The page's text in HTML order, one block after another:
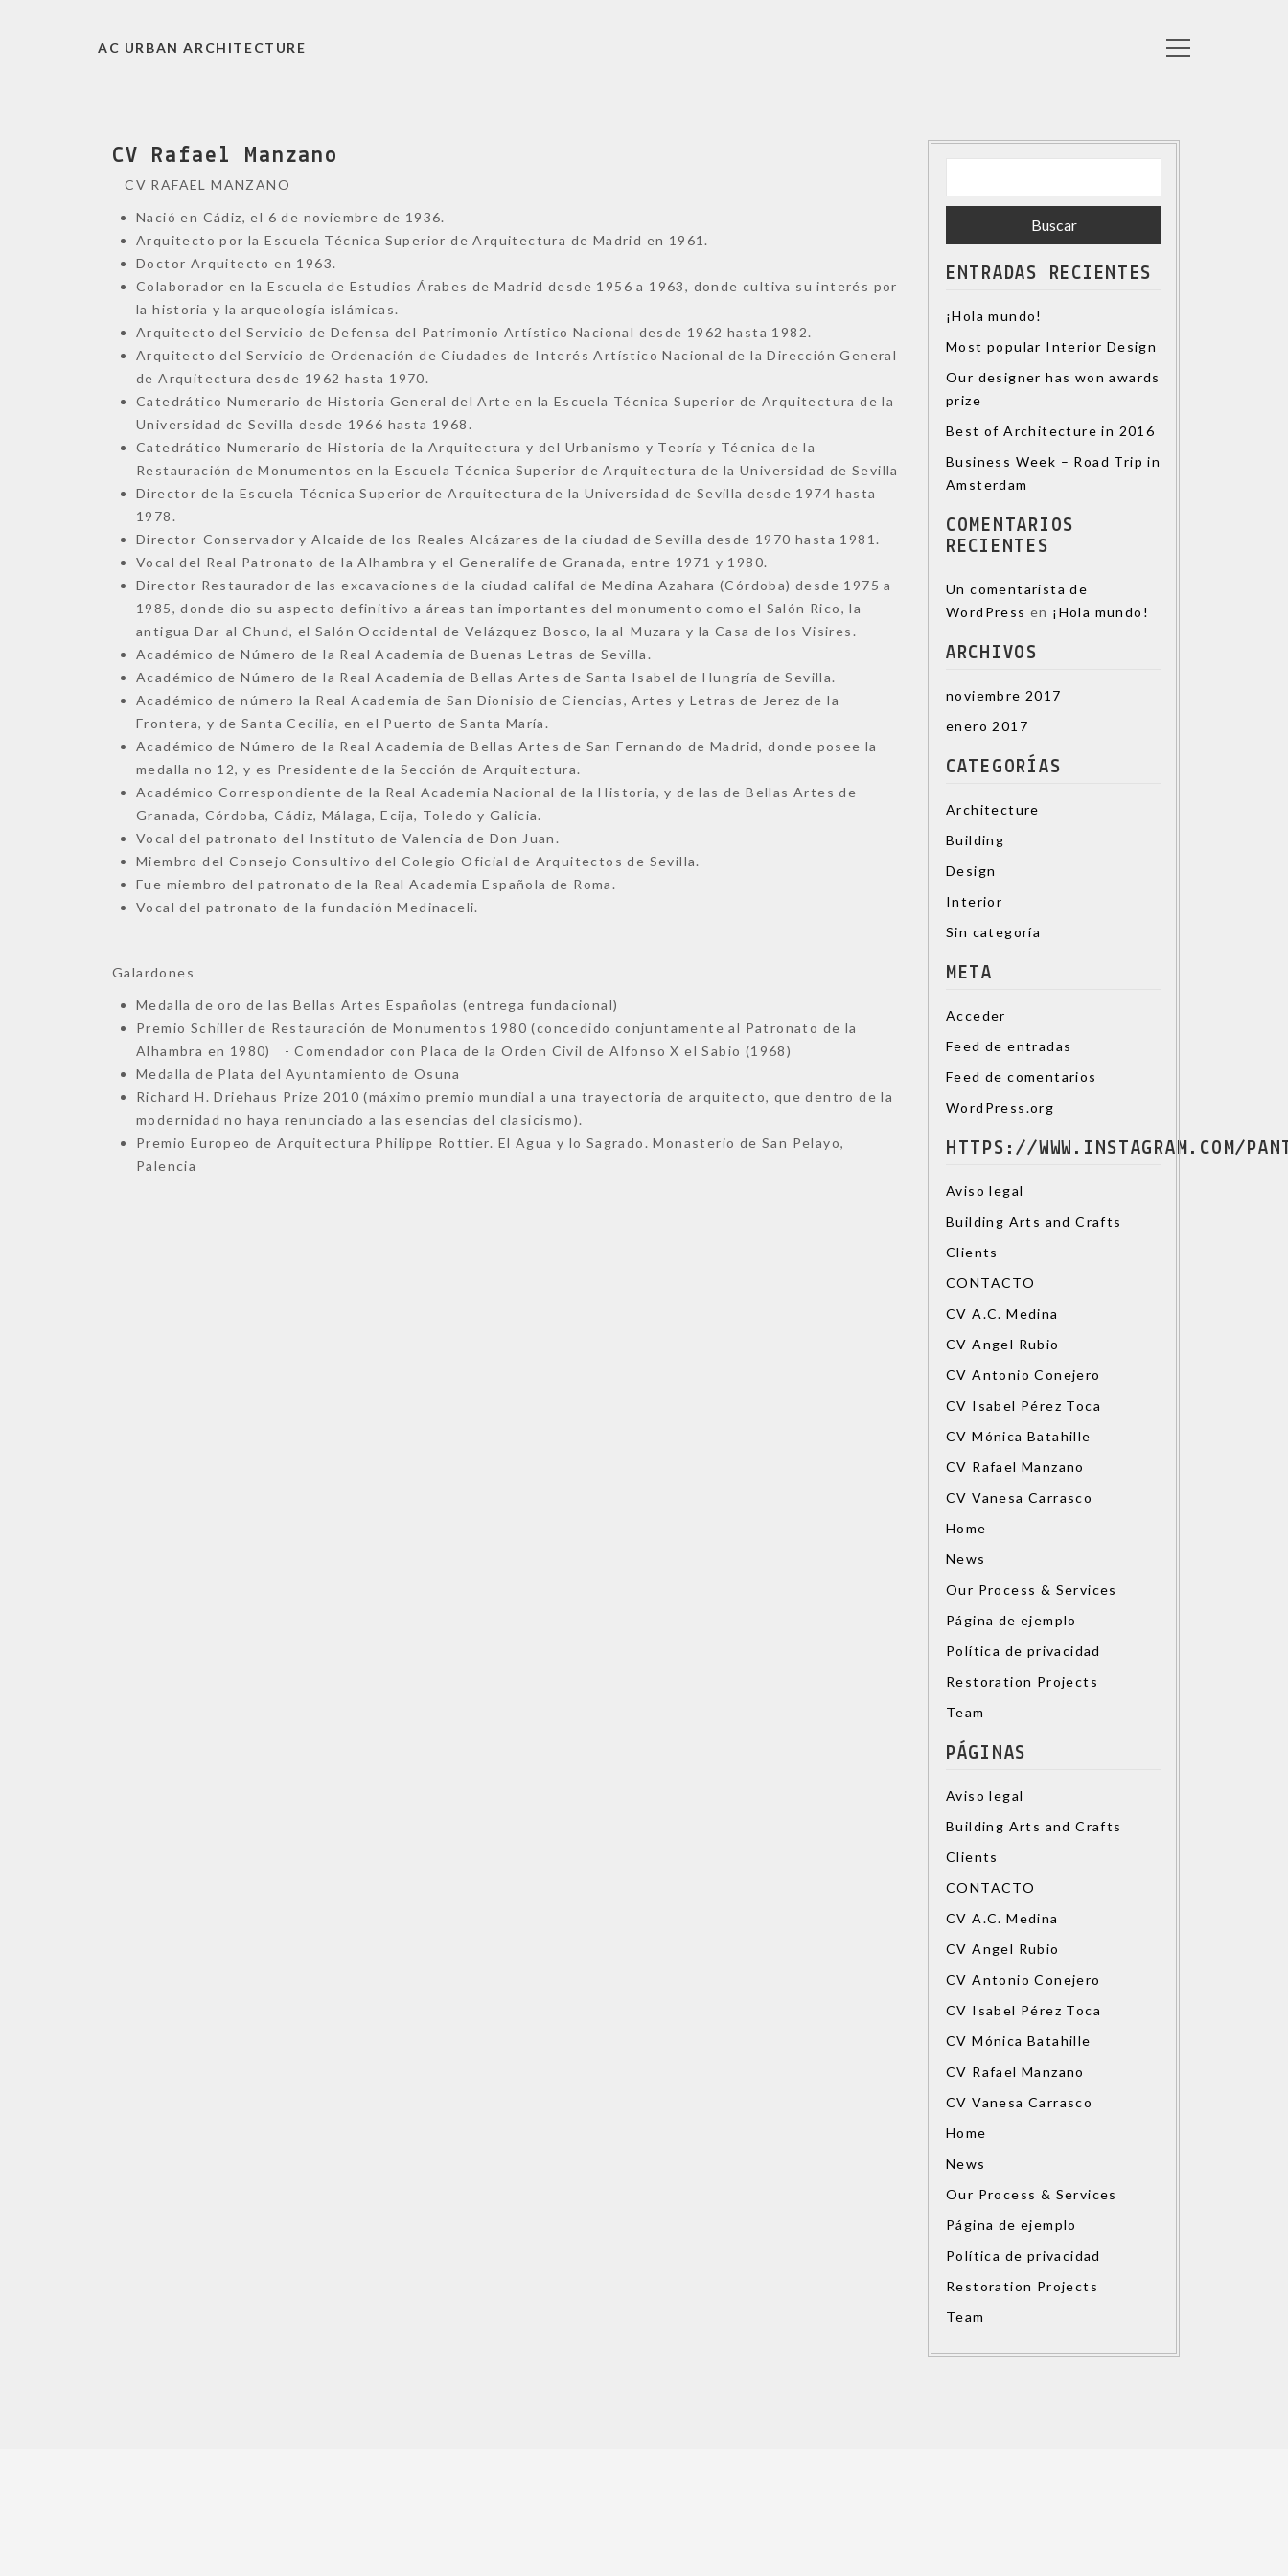
AC URBAN ARCHITECTURE
CV Rafael Manzano
CV RAFAEL MANZANO
Nació en Cádiz, el 6 de noviembre de 1936.
Arquitecto por la Escuela Técnica Superior de Arquitectura de Madrid en 1961.
Doctor Arquitecto en 1963.
Colaborador en la Escuela de Estudios Árabes de Madrid desde 1956 a 1963, donde cultiva su interés por
la historia y la arqueología islámicas.
Arquitecto del Servicio de Defensa del Patrimonio Artístico Nacional desde 1962 hasta 1982.
Arquitecto del Servicio de Ordenación de Ciudades de Interés Artístico Nacional de la Dirección General
de Arquitectura desde 1962 hasta 1970.
Catedrático Numerario de Historia General del Arte en la Escuela Técnica Superior de Arquitectura de la
Universidad de Sevilla desde 1966 hasta 1968.
Catedrático Numerario de Historia de la Arquitectura y del Urbanismo y Teoría y Técnica de la
Restauración de Monumentos en la Escuela Técnica Superior de Arquitectura de la Universidad de Sevilla
Director de la Escuela Técnica Superior de Arquitectura de la Universidad de Sevilla desde 1974 hasta
1978.
Director-Conservador y Alcaide de los Reales Alcázares de la ciudad de Sevilla desde 1970 hasta 1981.
Vocal del Real Patronato de la Alhambra y el Generalife de Granada, entre 1971 y 1980.
Director Restaurador de las excavaciones de la ciudad califal de Medina Azahara (Córdoba) desde 1975 a
1985, donde dio su aspecto definitivo a áreas tan importantes del monumento como el Salón Rico, la
antigua Dar-al Chund, el Salón Occidental de Velázquez-Bosco, la al-Muzara y la Casa de los Visires.
Académico de Número de la Real Academia de Buenas Letras de Sevilla.
Académico de Número de la Real Academia de Bellas Artes de Santa Isabel de Hungría de Sevilla.
Académico de número la Real Academia de San Dionisio de Ciencias, Artes y Letras de Jerez de la
Frontera, y de Santa Cecilia, en el Puerto de Santa María.
Académico de Número de la Real Academia de Bellas Artes de San Fernando de Madrid, donde posee la
medalla no 12, y es Presidente de la Sección de Arquitectura.
Académico Correspondiente de la Real Academia Nacional de la Historia, y de las de Bellas Artes de
Granada, Córdoba, Cádiz, Málaga, Ecija, Toledo y Galicia.
Vocal del patronato del Instituto de Valencia de Don Juan.
Miembro del Consejo Consultivo del Colegio Oficial de Arquitectos de Sevilla.
Fue miembro del patronato de la Real Academia Española de Roma.
Vocal del patronato de la fundación Medinaceli.
Galardones
Medalla de oro de las Bellas Artes Españolas (entrega fundacional)
Premio Schiller de Restauración de Monumentos 1980 (concedido conjuntamente al Patronato de la
Alhambra en 1980) - Comendador con Placa de la Orden Civil de Alfonso X el Sabio (1968)
Medalla de Plata del Ayuntamiento de Osuna
Richard H. Driehaus Prize 2010 (máximo premio mundial a una trayectoria de arquitecto, que dentro de la
modernidad no haya renunciado a las esencias del clasicismo).
Premio Europeo de Arquitectura Philippe Rottier. El Agua y lo Sagrado. Monasterio de San Pelayo,
Palencia
ENTRADAS RECIENTES
¡Hola mundo!
Most popular Interior Design
Our designer has won awards
prize
Best of Architecture in 2016
Business Week – Road Trip in
Amsterdam
COMENTARIOS
RECIENTES
Un comentarista de
WordPress en ¡Hola mundo!
ARCHIVOS
noviembre 2017
enero 2017
CATEGORÍAS
Architecture
Building
Design
Interior
Sin categoría
META
Acceder
Feed de entradas
Feed de comentarios
WordPress.org
HTTPS://WWW.INSTAGRAM.COM/
Aviso legal
Building Arts and Crafts
Clients
CONTACTO
CV A.C. Medina
CV Angel Rubio
CV Antonio Conejero
CV Isabel Pérez Toca
CV Mónica Batahille
CV Rafael Manzano
CV Vanesa Carrasco
Home
News
Our Process & Services
Página de ejemplo
Política de privacidad
Restoration Projects
Team
PÁGINAS
Aviso legal
Building Arts and Crafts
Clients
CONTACTO
CV A.C. Medina
CV Angel Rubio
CV Antonio Conejero
CV Isabel Pérez Toca
CV Mónica Batahille
CV Rafael Manzano
CV Vanesa Carrasco
Home
News
Our Process & Services
Página de ejemplo
Política de privacidad
Restoration Projects
Team